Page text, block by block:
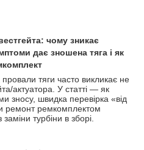
чому зникає
дає зношена тяга і як
тяги часто викликає не
актуатора. У статті — як
зносу, швидка перевірка «від
ремонт ремкомплектом
турбіни в зборі.